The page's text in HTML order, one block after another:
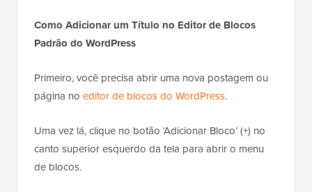
Como Adicionar um Título no Editor de Blocos
Padrão do WordPress
Primeiro, você precisa abrir uma nova postagem ou
página no editor de blocos do WordPress.
Uma vez lá, clique no botão ‘Adicionar Bloco’ (+) no
canto superior esquerdo da tela para abrir o menu
de blocos.